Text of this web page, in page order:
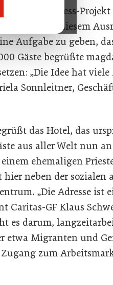
Social Business-
in diesem
Aufgabe zu geben,
Gäste begrüßte
„Die Idee hat
Sonnleitner,
das Hotel, das
aus aller Welt nun
einem ehemaligen
neben der sozialen
„Die Adresse ist
Caritas-GF Klaus
es darum,
etwa Migranten und
zum